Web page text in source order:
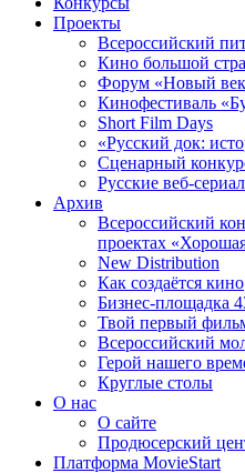
Проекты
Всероссийский
Кино большой
Форум «Новый
Кинофестиваль
Short Film Days
«Русский док:
Сценарный
Русские веб-
Архив
Всероссийский
проектах
New Distribution
Как создаётся кино
Бизнес-
Твой первый
Всероссийский
Герой нашего
Круглые столы
О нас
О сайте
Продюсерский
Платформа MovieStart